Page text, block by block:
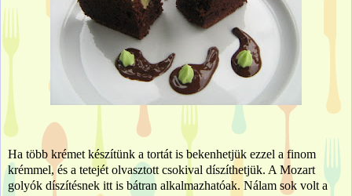
Ha több krémet készítünk a tortát is bekenhetjük ezzel a finom
krémmel, és a tetejét olvasztott csokival díszíthetjük. A Mozart
golyók díszítésnek itt is bátran alkalmazhatóak. Nálam sok volt a